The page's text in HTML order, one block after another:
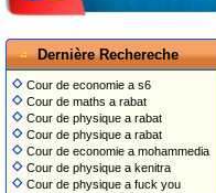
Dernière Rechereche
Cour de economie a s6
Cour de maths a rabat
Cour de physique a rabat
Cour de physique a rabat
Cour de economie a mohammedia
Cour de physique a kenitra
Cour de physique a fuck you